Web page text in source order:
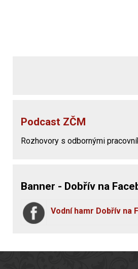
Podcast ZČM
Rozhovory s odbornými
Banner - Dobřív na
Vodní hamr Dobřív na